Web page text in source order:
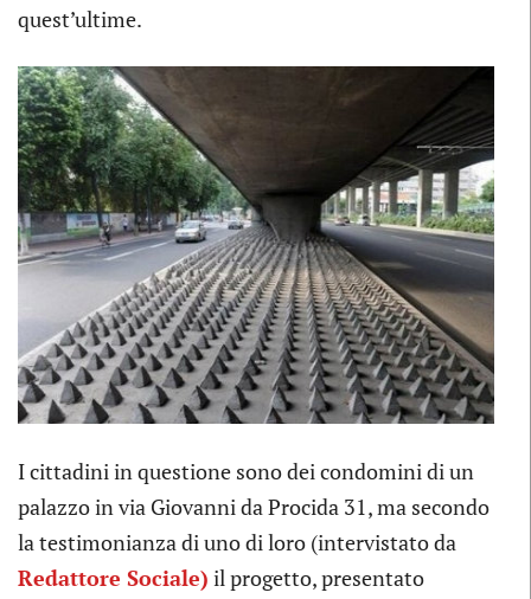
quest’ultime.
I cittadini in questione sono dei condomini di un
palazzo in via Giovanni da Procida 31, ma secondo
la testimonianza di uno di loro (intervistato da
Redattore Sociale) il progetto, presentato